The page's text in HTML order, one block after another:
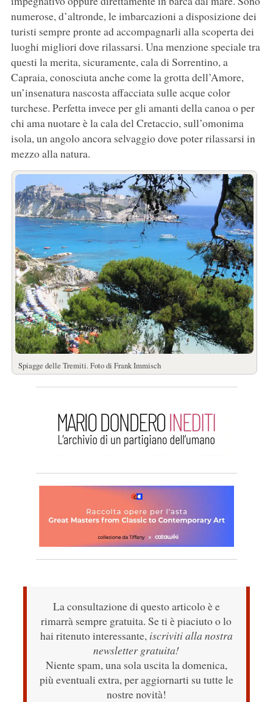
numerose, d’altronde, le imbarcazioni a disposizione dei
turisti sempre pronte ad accompagnarli alla scoperta dei
luoghi migliori dove rilassarsi. Una menzione speciale tra
questi la merita, sicuramente, cala di Sorrentino, a
Capraia, conosciuta anche come la grotta dell’Amore,
un’insenatura nascosta affacciata sulle acque color
turchese. Perfetta invece per gli amanti della canoa o per
chi ama nuotare è la cala del Cretaccio, sull’omonima
isola, un angolo ancora selvaggio dove poter rilassarsi in
mezzo alla natura.
Spiagge delle Tremiti. Foto di Frank Immisch
La consultazione di questo articolo è e
rimarrà sempre gratuita. Se ti è piaciuto o lo
hai ritenuto interessante, iscriviti alla nostra
newsletter gratuita!
Niente spam, una sola uscita la domenica,
più eventuali extra, per aggiornarti su tutte le
nostre novità!